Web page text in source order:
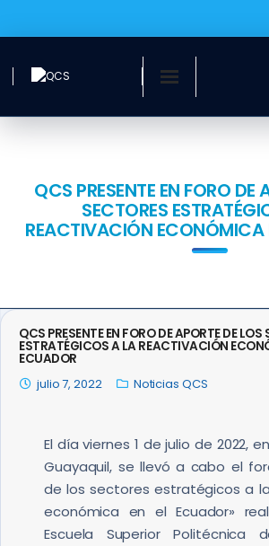
Servicios
Prensa
BOLSA DE EMPLEO
QCS PRESENTE EN FORO DE
SECTORES
REACTIVACIÓN ECONÓMICA
QCS PRESENTE EN FORO DE APORTE DE LOS
ESTRATÉGICOS A LA REACTIVACIÓN
ECUADOR
julio 7, 2022
Noticias QCS
El día viernes 1 de julio de 2022,
Guayaquil, se llevó a cabo el
de los sectores estratégicos a
económica en el Ecuador»
Escuela Superior Politécnica